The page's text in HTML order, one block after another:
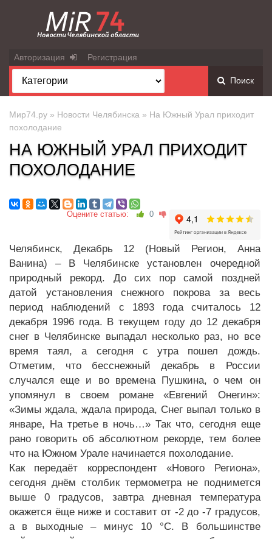
Авторизация Регистрация
Поиск
Мир74.ру » Новости Челябинска » На Южный Урал приходит
похолодание
НА ЮЖНЫЙ УРАЛ ПРИХОДИТ
ПОХОЛОДАНИЕ
Оцените статью: 0
Челябинск, Декабрь 12 (Новый Регион, Анна
Ванина) – В Челябинске установлен очередной
природный рекорд. До сих пор самой поздней
датой установления снежного покрова за весь
период наблюдений с 1893 года считалось 12
декабря 1996 года. В текущем году до 12 декабря
снег в Челябинске выпадал несколько раз, но все
время таял, а сегодня с утра пошел дождь.
Отметим, что бесснежный декабрь в России
случался еще и во времена Пушкина, о чем он
упомянул в своем романе «Евгений Онегин»:
«Зимы ждала, ждала природа, Снег выпал только в
январе, На третье в ночь…» Так что, сегодня еще
рано говорить об абсолютном рекорде, тем более
что на Южном Урале начинается похолодание.
Как передаёт корреспондент «Нового Региона»,
сегодня днём столбик термометра не поднимется
выше 0 градусов, завтра дневная температура
окажется ёще ниже и составит от -2 до -7 градусов,
а в выходные – минус 10 °C. В большинстве